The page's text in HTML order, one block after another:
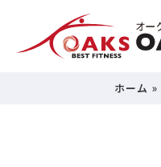
ホーム »